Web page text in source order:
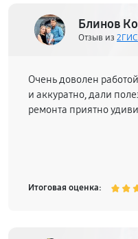
Блинов
Отзыв из 2ГИС
Очень доволен
и аккуратно, дали
ремонта приятно
Итоговая оценка: